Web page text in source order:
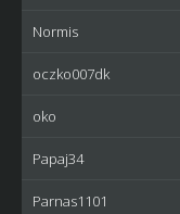
Normis
oczko007dk
oko
Papaj34
Parnas1101